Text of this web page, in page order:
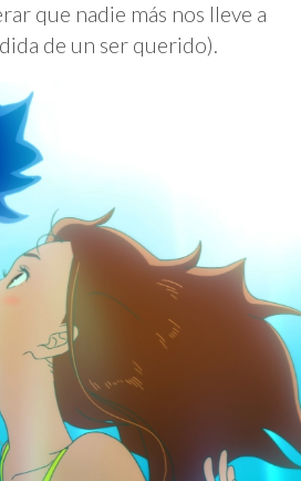
que nadie más nos lleve a
de un ser querido).